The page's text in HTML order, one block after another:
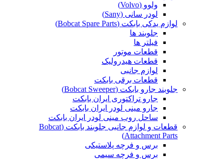
ولوو (Volvo)
لودر سانی (Sany)
لوازم یدکی بابکت (Bobcat Spare Parts)
جلوبند ها
فیلتر ها
قطعات موتور
قطعات هیدرولیک
لوازم جانبی
قطعات برقی بابکت
جلوبند جارو بابکت (Bobcat Sweeper)
جارو تراکتوری ایران بابکت
جارو مینی لودر ایران بابکت
ساحل روب مینی لودر ایران بابکت
قطعات و لوازم جانبی جلوبند بابکت (Bobcat
Attachment Parts)
برس و فرچه پلاستیکی
برس و فرچه سیمی